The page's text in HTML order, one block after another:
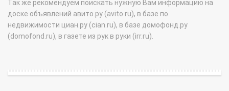
Так же рекомендуем поискать нужную Вам информацию на
доске объявлений авито.ру (avito.ru), в базе по
недвижимости циан.ру (cian.ru), в базе домофонд.ру
(domofond.ru), в газете из рук в руки (irr.ru).